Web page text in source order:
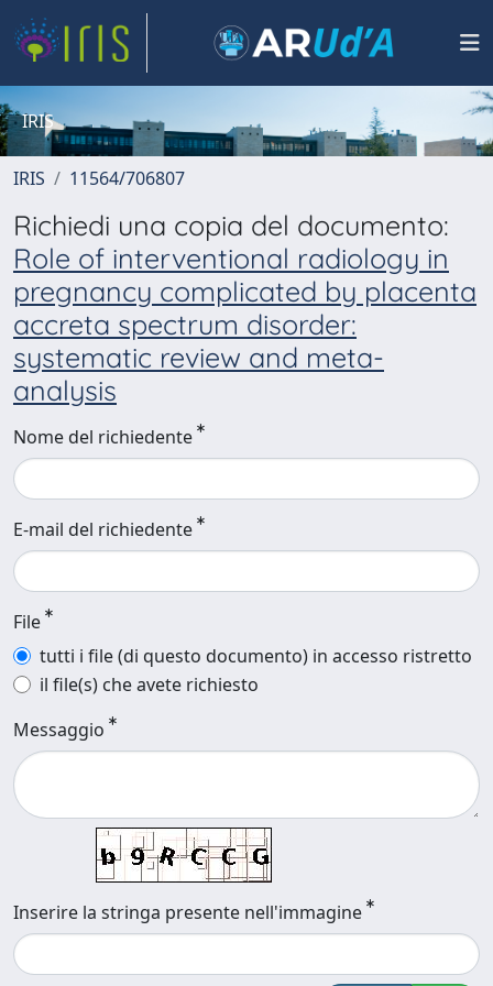
IRIS
IRIS 11564/706807
Richiedi una copia del documento:
Role of interventional radiology in
pregnancy complicated by placenta
accreta spectrum disorder:
systematic review and meta-
analysis
Nome del richiedente
E-mail del richiedente
File
tutti i file (di questo documento) in accesso ristretto
il file(s) che avete richiesto
Messaggio
Inserire la stringa presente nell'immagine